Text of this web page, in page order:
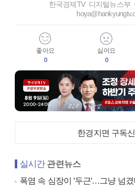
한국경제TV 디지털뉴스부
좋아요
0
싫어요
0
한경지면 구독
실시간관련뉴스
폭염 속 심장이 '두근'…그냥 넘